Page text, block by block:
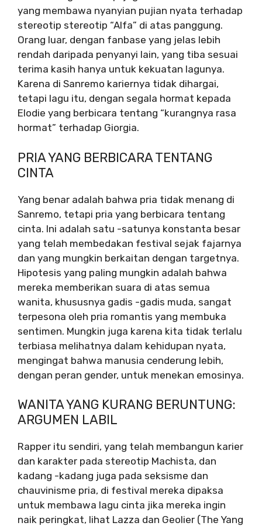
yang membawa nyanyian pujian nyata terhadap
stereotip stereotip “Alfa” di atas panggung.
Orang luar, dengan fanbase yang jelas lebih
rendah daripada penyanyi lain, yang tiba sesuai
terima kasih hanya untuk kekuatan lagunya.
Karena di Sanremo kariernya tidak dihargai,
tetapi lagu itu, dengan segala hormat kepada
Elodie yang berbicara tentang “kurangnya rasa
hormat” terhadap Giorgia.
PRIA YANG BERBICARA TENTANG
CINTA
Yang benar adalah bahwa pria tidak menang di
Sanremo, tetapi pria yang berbicara tentang
cinta. Ini adalah satu -satunya konstanta besar
yang telah membedakan festival sejak fajarnya
dan yang mungkin berkaitan dengan targetnya.
Hipotesis yang paling mungkin adalah bahwa
mereka memberikan suara di atas semua
wanita, khususnya gadis -gadis muda, sangat
terpesona oleh pria romantis yang membuka
sentimen. Mungkin juga karena kita tidak terlalu
terbiasa melihatnya dalam kehidupan nyata,
mengingat bahwa manusia cenderung lebih,
dengan peran gender, untuk menekan emosinya.
WANITA YANG KURANG BERUNTUNG:
ARGUMEN LABIL
Rapper itu sendiri, yang telah membangun karier
dan karakter pada stereotip Machista, dan
kadang -kadang juga pada seksisme dan
chauvinisme pria, di festival mereka dipaksa
untuk membawa lagu cinta jika mereka ingin
naik peringkat, lihat Lazza dan Geolier (The Yang